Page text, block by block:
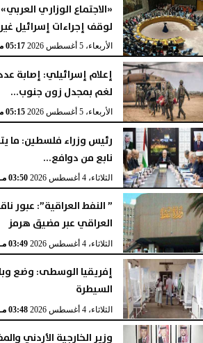
«الاجتماع الوزاري
لوقف إجراءات إسرائيل
الأربعاء، 5 أغسطس 2026 05:17 مـ
إعلام إسرائيلي: إصابة
لغم بمجدل زون جنوب...
الأربعاء، 5 أغسطس 2026 05:15 مـ
رئيس وزراء فلسطين: ما
نابع من دوافع...
الثلاثاء، 4 أغسطس 2026 03:50 مـ
” النفط العراقية”: عبور
العراقي عبر مضيق هرمز
الثلاثاء، 4 أغسطس 2026 03:49 مـ
إفريقيا الوسطى: وضع
السيطرة
الثلاثاء، 4 أغسطس 2026 03:48 مـ
وزير الخارجية الأردني